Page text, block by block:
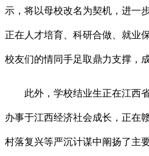
示，将以母校改名为契机，进一
正在人才培育、科研合做、就业
校友们的情同手足取鼎力支撑，
此外，学校结业生正在江西省
办事于江西经济社会成长，正在
村落复兴等严沉计谋中阐扬了主